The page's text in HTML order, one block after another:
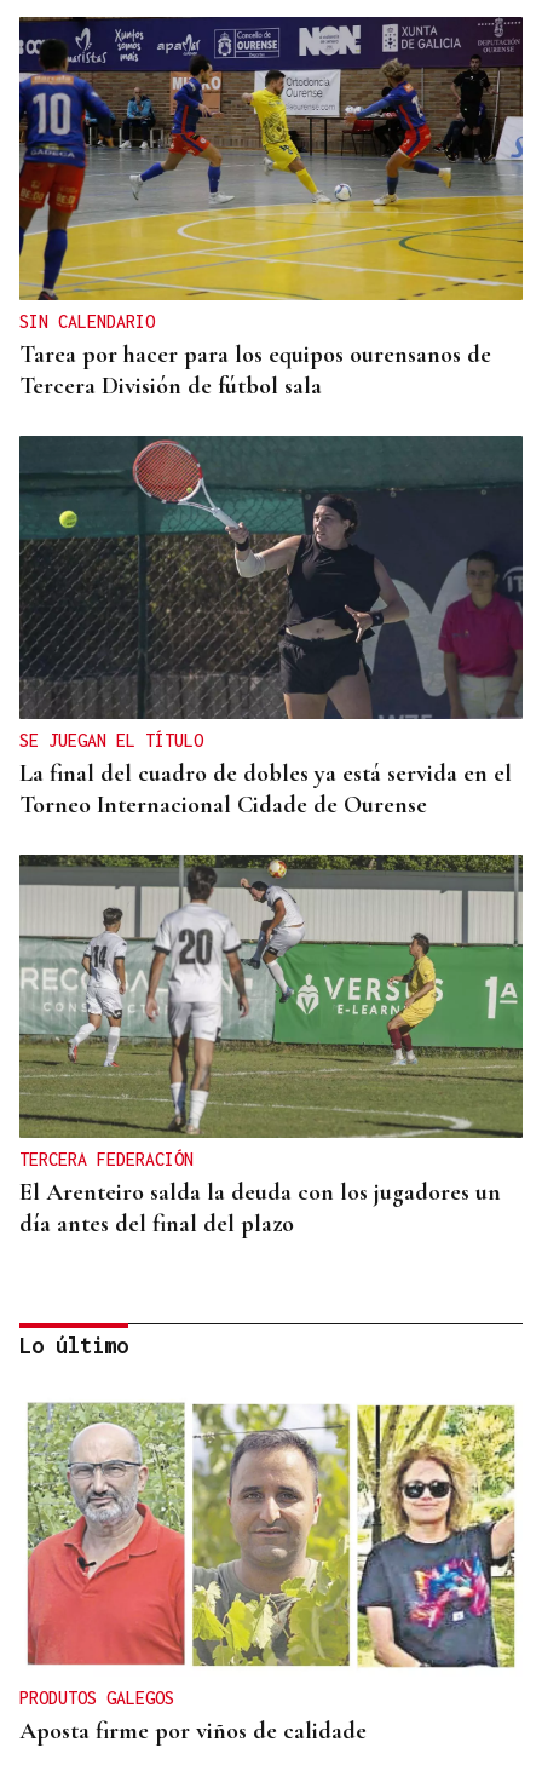
SIN CALENDARIO
Tarea por hacer para los equipos ourensanos de
Tercera División de fútbol sala
SE JUEGAN EL TÍTULO
La final del cuadro de dobles ya está servida en el
Torneo Internacional Cidade de Ourense
TERCERA FEDERACIÓN
El Arenteiro salda la deuda con los jugadores un
día antes del final del plazo
TROFEO EN ESPIÑEDO
Derrota del Arenteiro 0-3 ante el Pontevedra en
un partido de andar por casa
Lo último
PRODUTOS GALEGOS
Aposta firme por viños de calidade